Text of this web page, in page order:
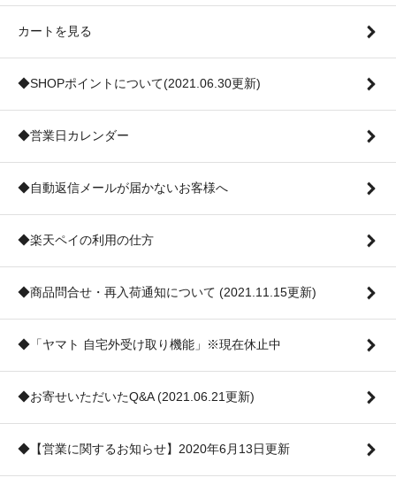
カートを見る
◆SHOPポイントについて(2021.06.30更新)
◆営業日カレンダー
◆自動返信メールが届かないお客様へ
◆楽天ペイの利用の仕方
◆商品問合せ・再入荷通知について (2021.11.15更新)
◆「ヤマト 自宅外受け取り機能」※現在休止中
◆お寄せいただいたQ&A (2021.06.21更新)
◆【営業に関するお知らせ】2020年6月13日更新